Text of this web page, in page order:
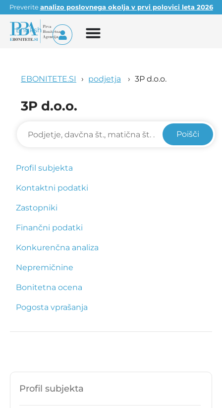
Preveriteanalizo poslovnega okolja v prvi polovici leta 2026
English
EBONITETE.SI podjetja 3P d.o.o.
3P d.o.o.
Poišči
Profil subjekta
Kontaktni podatki
Zastopniki
Finančni podatki
Konkurenčna analiza
Nepremičnine
Bonitetna ocena
Pogosta vprašanja
Profil subjekta